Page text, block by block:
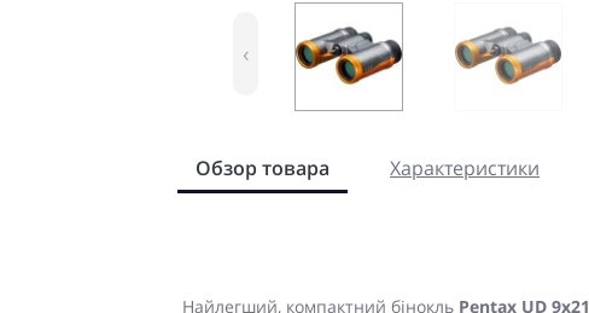
‹
Обзор товара Характеристики
Найлегший, компактний бінокль Pentax UD 9x21